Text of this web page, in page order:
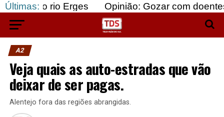
Últimas:
Erges Opinião: Gozar com doentes e bajular
A2
Veja quais as auto-estradas que vão
deixar de ser pagas.
Alentejo fora das regiões abrangidas.